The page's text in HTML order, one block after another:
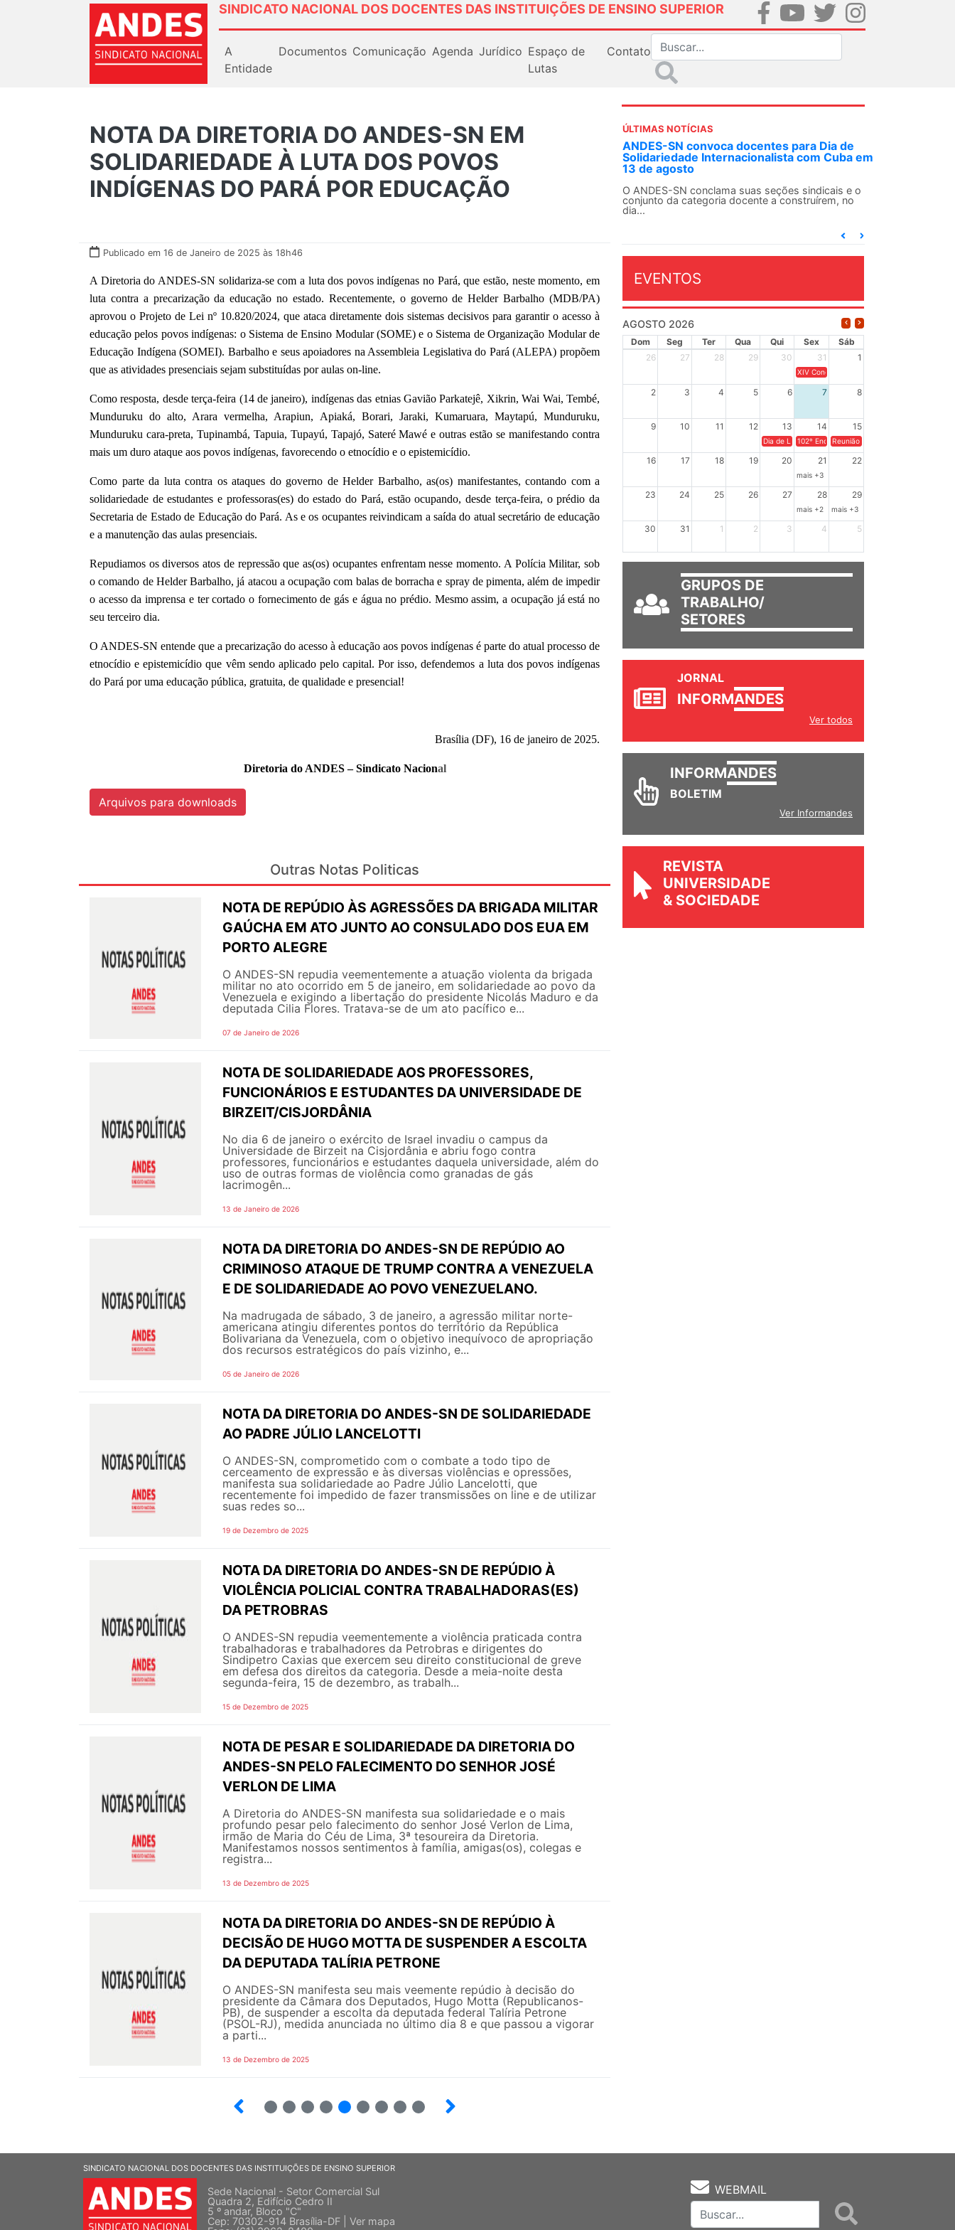
SINDICATO NACIONAL DOS DOCENTES DAS INSTITUIÇÕES DE ENSINO SUPERIOR
A
Entidade
Documentos Comunicação Agenda Jurídico Espaço de
Lutas
Contato
NOTA DA DIRETORIA DO ANDES-SN EM
SOLIDARIEDADE À LUTA DOS POVOS
INDÍGENAS DO PARÁ POR EDUCAÇÃO
Publicado em 16 de Janeiro de 2025 às 18h46
A Diretoria do ANDES-SN solidariza-se com a luta dos povos indígenas no Pará, que estão, neste momento, em
luta contra a precarização da educação no estado. Recentemente, o governo de Helder Barbalho (MDB/PA)
aprovou o Projeto de Lei nº 10.820/2024, que ataca diretamente dois sistemas decisivos para garantir o acesso à
educação pelos povos indígenas: o Sistema de Ensino Modular (SOME) e o Sistema de Organização Modular de
Educação Indígena (SOMEI). Barbalho e seus apoiadores na Assembleia Legislativa do Pará (ALEPA) propõem
que as atividades presenciais sejam substituídas por aulas on-line.
Como resposta, desde terça-feira (14 de janeiro), indígenas das etnias Gavião Parkatejê, Xikrin, Wai Wai, Tembé,
Munduruku do alto, Arara vermelha, Arapiun, Apiaká, Borari, Jaraki, Kumaruara, Maytapú, Munduruku,
Munduruku cara-preta, Tupinambá, Tapuia, Tupayú, Tapajó, Sateré Mawé e outras estão se manifestando contra
mais um duro ataque aos povos indígenas, favorecendo o etnocídio e o epistemicídio.
Como parte da luta contra os ataques do governo de Helder Barbalho, as(os) manifestantes, contando com a
solidariedade de estudantes e professoras(es) do estado do Pará, estão ocupando, desde terça-feira, o prédio da
Secretaria de Estado de Educação do Pará. As e os ocupantes reivindicam a saída do atual secretário de educação
e a manutenção das aulas presenciais.
Repudiamos os diversos atos de repressão que as(os) ocupantes enfrentam nesse momento. A Polícia Militar, sob
o comando de Helder Barbalho, já atacou a ocupação com balas de borracha e spray de pimenta, além de impedir
o acesso da imprensa e ter cortado o fornecimento de gás e água no prédio. Mesmo assim, a ocupação já está no
seu terceiro dia.
O ANDES-SN entende que a precarização do acesso à educação aos povos indígenas é parte do atual processo de
etnocídio e epistemicídio que vêm sendo aplicado pelo capital. Por isso, defendemos a luta dos povos indígenas
do Pará por uma educação pública, gratuita, de qualidade e presencial!
Brasília (DF), 16 de janeiro de 2025.
Diretoria do ANDES – Sindicato Nacional
Arquivos para downloads
Outras Notas Politicas
NOTA DE REPÚDIO ÀS AGRESSÕES DA BRIGADA MILITAR
GAÚCHA EM ATO JUNTO AO CONSULADO DOS EUA EM
PORTO ALEGRE
O ANDES-SN repudia veementemente a atuação violenta da brigada
militar no ato ocorrido em 5 de janeiro, em solidariedade ao povo da
Venezuela e exigindo a libertação do presidente Nicolás Maduro e da
deputada Cilia Flores. Tratava-se de um ato pacífico e...
07 de Janeiro de 2026
NOTA DE SOLIDARIEDADE AOS PROFESSORES,
FUNCIONÁRIOS E ESTUDANTES DA UNIVERSIDADE DE
BIRZEIT/CISJORDÂNIA
No dia 6 de janeiro o exército de Israel invadiu o campus da
Universidade de Birzeit na Cisjordânia e abriu fogo contra
professores, funcionários e estudantes daquela universidade, além do
uso de outras formas de violência como granadas de gás
lacrimogên...
13 de Janeiro de 2026
NOTA DA DIRETORIA DO ANDES-SN DE REPÚDIO AO
CRIMINOSO ATAQUE DE TRUMP CONTRA A VENEZUELA
E DE SOLIDARIEDADE AO POVO VENEZUELANO.
Na madrugada de sábado, 3 de janeiro, a agressão militar norte-
americana atingiu diferentes pontos do território da República
Bolivariana da Venezuela, com o objetivo inequívoco de apropriação
dos recursos estratégicos do país vizinho, e...
05 de Janeiro de 2026
NOTA DA DIRETORIA DO ANDES-SN DE SOLIDARIEDADE
AO PADRE JÚLIO LANCELOTTI
O ANDES-SN, comprometido com o combate a todo tipo de
cerceamento de expressão e às diversas violências e opressões,
manifesta sua solidariedade ao Padre Júlio Lancelotti, que
recentemente foi impedido de fazer transmissões on line e de utilizar
suas redes so...
19 de Dezembro de 2025
NOTA DA DIRETORIA DO ANDES-SN DE REPÚDIO À
VIOLÊNCIA POLICIAL CONTRA TRABALHADORAS(ES)
DA PETROBRAS
O ANDES-SN repudia veementemente a violência praticada contra
trabalhadoras e trabalhadores da Petrobras e dirigentes do
Sindipetro Caxias que exercem seu direito constitucional de greve
em defesa dos direitos da categoria. Desde a meia-noite desta
segunda-feira, 15 de dezembro, as trabalh...
15 de Dezembro de 2025
NOTA DE PESAR E SOLIDARIEDADE DA DIRETORIA DO
ANDES-SN PELO FALECIMENTO DO SENHOR JOSÉ
VERLON DE LIMA
A Diretoria do ANDES-SN manifesta sua solidariedade e o mais
profundo pesar pelo falecimento do senhor José Verlon de Lima,
irmão de Maria do Céu de Lima, 3ª tesoureira da Diretoria.
Manifestamos nossos sentimentos à família, amigas(os), colegas e
registra...
13 de Dezembro de 2025
NOTA DA DIRETORIA DO ANDES-SN DE REPÚDIO À
DECISÃO DE HUGO MOTTA DE SUSPENDER A ESCOLTA
DA DEPUTADA TALÍRIA PETRONE
O ANDES-SN manifesta seu mais veemente repúdio à decisão do
presidente da Câmara dos Deputados, Hugo Motta (Republicanos-
PB), de suspender a escolta da deputada federal Talíria Petrone
(PSOL-RJ), medida anunciada no último dia 8 e que passou a vigorar
a parti...
13 de Dezembro de 2025
ÚLTIMAS NOTÍCIAS
ANDES-SN convoca docentes para Dia de
Solidariedade Internacionalista com Cuba em
13 de agosto
O ANDES-SN conclama suas seções sindicais e o
conjunto da categoria docente a construírem, no
dia...
EVENTOS
AGOSTO 2026
Dom Seg Ter Qua Qui Sex
Sáb
26
27 28 29 30 31 1
XIV Congresso Brasileiro de
2 3 4 5 6 7 8
9 10 11 12 13 14 15
Dia de Luta em Defesa de Cuba e da Soberania dos
102º Encontro da Regional Leste, “Em terra
Reunião GTPE.
16 17 18 19 20 21 22
mais +3
23 24 25 26 27 28 29
mais +2 mais +3
30 31 1 2 3 4 5
GRUPOS DE
TRABALHO/
SETORES
JORNAL
INFORMANDES
Ver todos
INFORMANDES
BOLETIM
Ver Informandes
REVISTA
UNIVERSIDADE
& SOCIEDADE
SINDICATO NACIONAL DOS DOCENTES DAS INSTITUIÇÕES DE ENSINO SUPERIOR
Sede Nacional - Setor Comercial Sul
Quadra 2, Edifício Cedro II
5 º andar, Bloco "C"
Cep: 70302-914 Brasília-DF | Ver mapa
WEBMAIL